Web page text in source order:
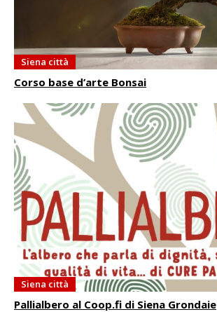
Siena città
Corso base d’arte Bonsai
Siena città
Pallialbero al Coop.fi di Siena Grondaie